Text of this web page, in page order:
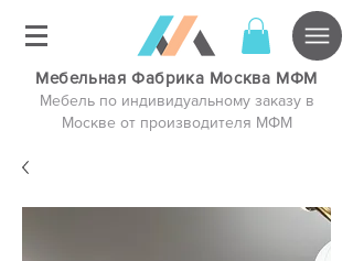
Мебельная Фабрика Москва МФМ
Мебель по индивидуальному заказу в
Москве от производителя МФМ